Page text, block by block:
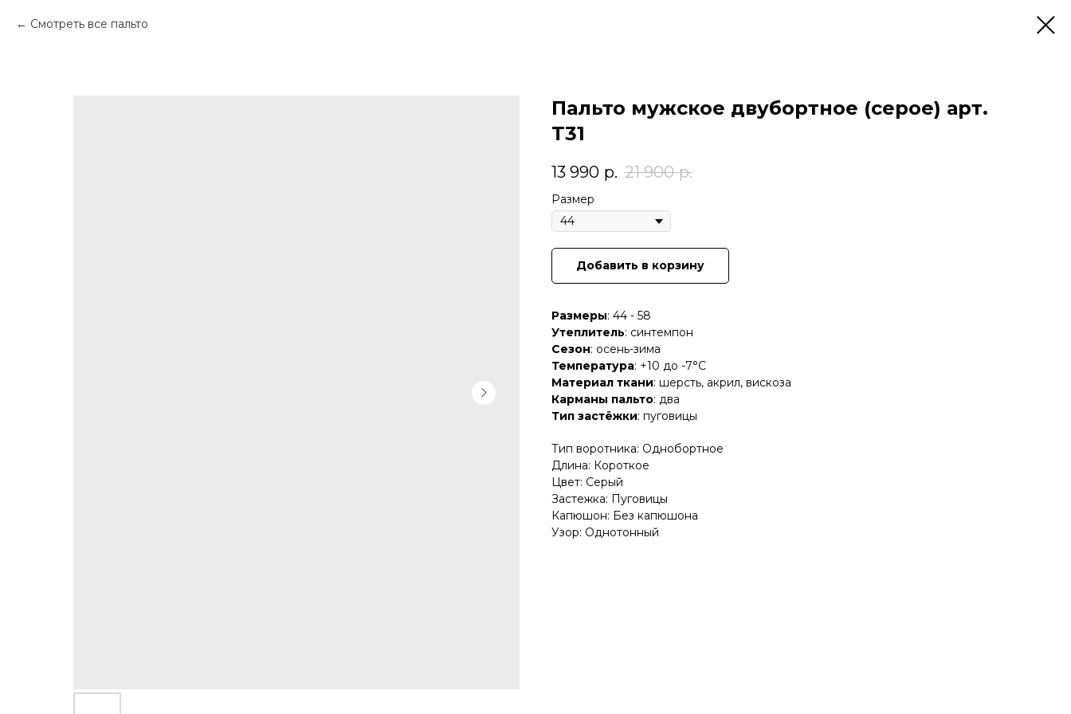
Смотреть все пальто
Пальто мужское двубортное (серое) арт.
T31
13 990 р. 21 900 р.
Размер
Добавить в корзину
Размеры: 44 - 58
Утеплитель: синтемпон
Сезон: осень-зима
Температура: +10 до -7°C
Материал ткани: шерсть, акрил, вискоза
Карманы пальто: два
Тип застёжки: пуговицы
Тип воротника: Однобортное
Длина: Короткое
Цвет: Серый
Застежка: Пуговицы
Капюшон: Без капюшона
Узор: Однотонный